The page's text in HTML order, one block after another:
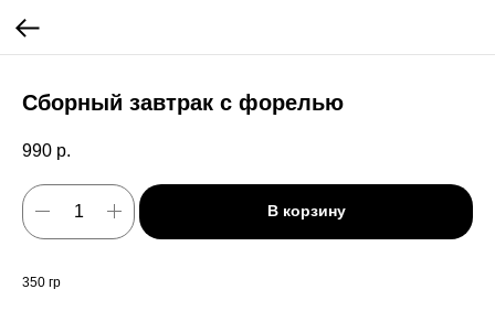
Сборный завтрак с форелью
990 р.
В корзину
350 гр